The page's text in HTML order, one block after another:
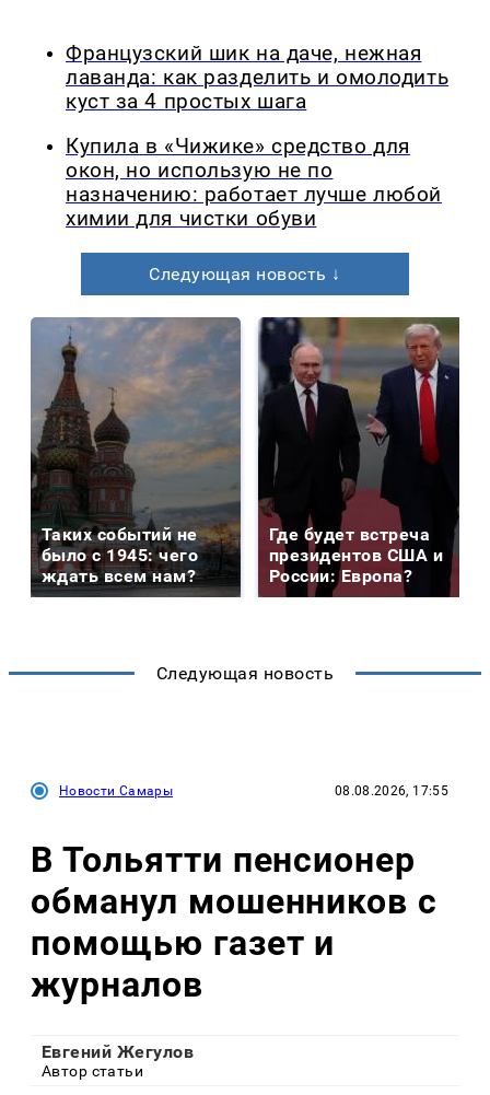
Французский шик на даче, нежная
лаванда: как разделить и омолодить
куст за 4 простых шага
Купила в «Чижике» средство для
окон, но использую не по
назначению: работает лучше любой
химии для чистки обуви
Следующая новость ↓
Таких событий не
было с 1945: чего
ждать всем нам?
Где будет встреча
президентов США и
России: Европа?
Следующая новость
Новости Самары 08.08.2026, 17:55
В Тольятти пенсионер
обманул мошенников с
помощью газет и
журналов
Евгений Жегулов
Автор статьи